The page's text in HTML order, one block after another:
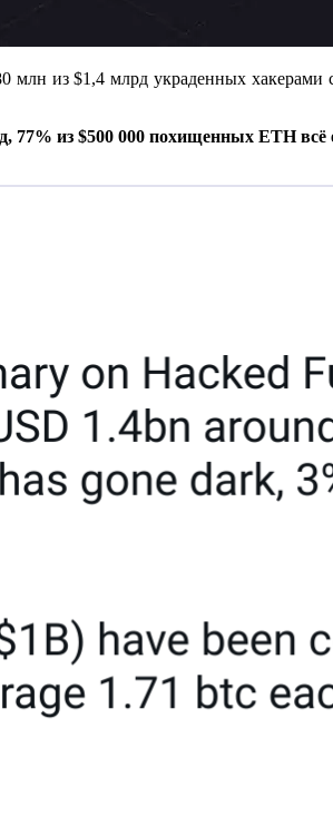
млн из $1,4 млрд украденных
77% из $500 000 похищенных ETH